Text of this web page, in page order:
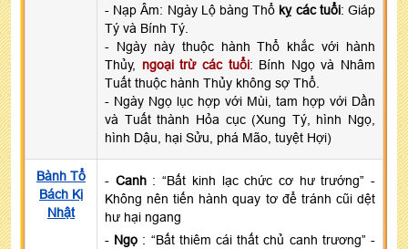
- Nạp Âm: Ngày Lộ bàng Thổ kỵ các tuổi: Giáp
Tý và Bính Tý.
- Ngày này thuộc hành Thổ khắc với hành
Thủy, ngoại trừ các tuổi: Bính Ngọ và Nhâm
Tuất thuộc hành Thủy không sợ Thổ.
- Ngày Ngọ lục hợp với Mùi, tam hợp với Dần
và Tuất thành Hỏa cục (Xung Tý, hình Ngọ,
hình Dậu, hại Sửu, phá Mão, tuyệt Hợi)
Bành Tổ
Bách Kị
Nhật
- Canh: “Bất kinh lạc chức cơ hư trướng” -
Không nên tiến hành quay tơ để tránh cũi dệt
hư hại ngang
- Ngọ : “Bất thiêm cái thất chủ canh trương” -